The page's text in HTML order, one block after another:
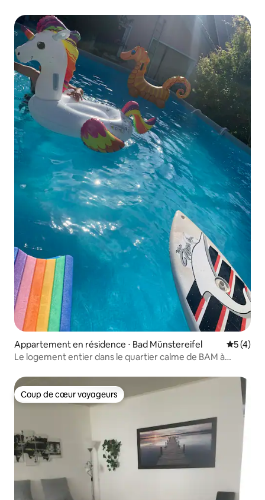
Appartement en résidence ⋅ Bad Münstereifel
5 (4)
Le logement entier dans le quartier calme de BAM à
Coup de cœur voyageurs
Coup de cœur voyageurs